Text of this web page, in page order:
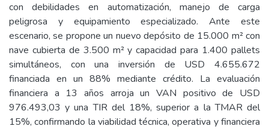
con debilidades en automatización, manejo de carga
peligrosa y equipamiento especializado. Ante este
escenario, se propone un nuevo depósito de 15.000 m² con
nave cubierta de 3.500 m² y capacidad para 1.400 pallets
simultáneos, con una inversión de USD 4.655.672
financiada en un 88% mediante crédito. La evaluación
financiera a 13 años arroja un VAN positivo de USD
976.493,03 y una TIR del 18%, superior a la TMAR del
15%, confirmando la viabilidad técnica, operativa y financiera